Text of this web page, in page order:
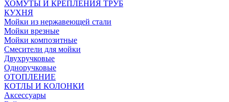
ХОМУТЫ И КРЕПЛЕНИЯ ТРУБ
КУХНЯ
Мойки из нержавеющей стали
Мойки врезные
Мойки композитные
Смесители для мойки
Двухручковые
Одноручковые
ОТОПЛЕНИЕ
КОТЛЫ И КОЛОНКИ
Аксессуары